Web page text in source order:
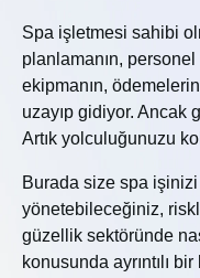
Spa işletmesi sahibi
planlamanın,
ekipmanın,
uzayıp gidiyor. Ancak
Artık yolculuğunuzu
Burada size spa
yönetebileceğiniz,
güzellik sektöründe
konusunda ayrıntılı